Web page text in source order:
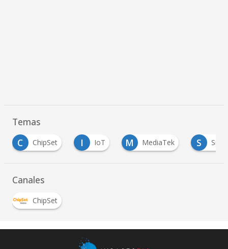
Temas
I
IoT MediaTek S Smartphone S
Canales
ChipSet